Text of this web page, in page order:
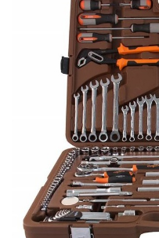
Превосходный
ремонта автомобиля
стоимостью,
перемещения, а
торцовых головок.
моментам
присутствие в
шестигранных
инструмента четырех